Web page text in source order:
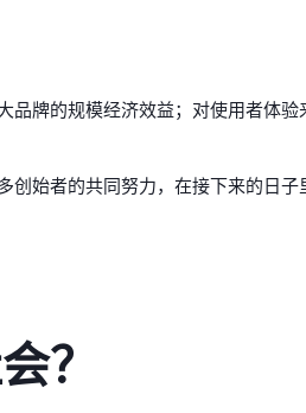
牌的规模经济效益；对使用者体
始者的共同努力，在接下来的日子
？